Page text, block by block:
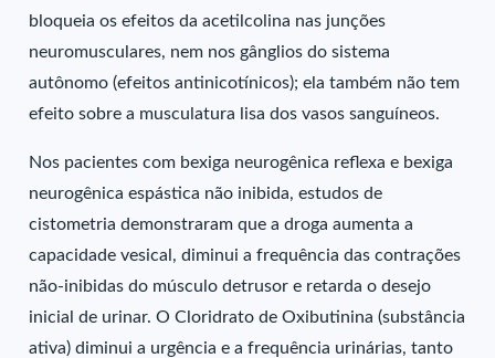
bloqueia os efeitos da acetilcolina nas junções
neuromusculares, nem nos gânglios do sistema
autônomo (efeitos antinicotínicos); ela também não tem
efeito sobre a musculatura lisa dos vasos sanguíneos.
Nos pacientes com bexiga neurogênica reflexa e bexiga
neurogênica espástica não inibida, estudos de
cistometria demonstraram que a droga aumenta a
capacidade vesical, diminui a frequência das contrações
não-inibidas do músculo detrusor e retarda o desejo
inicial de urinar. O Cloridrato de Oxibutinina (substância
ativa) diminui a urgência e a frequência urinárias, tanto